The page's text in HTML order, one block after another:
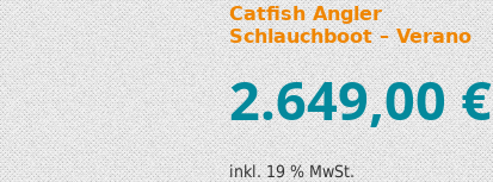
Catfish Angler
Schlauchboot – Verano
2.649,00€
inkl. 19 % MwSt.